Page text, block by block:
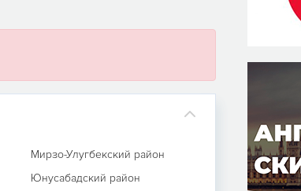
Мирзо-Улугбекский район
Юнусабадский район